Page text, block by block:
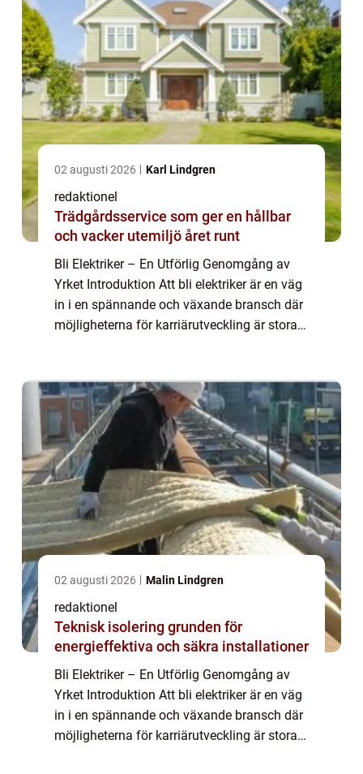
02 augusti 2026 Karl Lindgren
redaktionel
Trädgårdsservice som ger en hållbar
och vacker utemiljö året runt
Bli Elektriker – En Utförlig Genomgång av
Yrket Introduktion Att bli elektriker är en väg
in i en spännande och växande bransch där
möjligheterna för karriärutveckling är stora.
02 augusti 2026 Malin Lindgren
redaktionel
Teknisk isolering grunden för
energieffektiva och säkra installationer
Bli Elektriker – En Utförlig Genomgång av
Yrket Introduktion Att bli elektriker är en väg
in i en spännande och växande bransch där
möjligheterna för karriärutveckling är stora.